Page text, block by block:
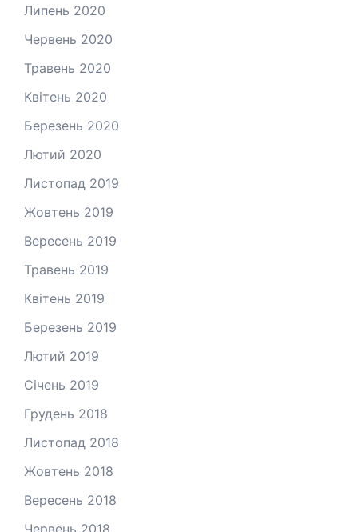
Липень 2020
Червень 2020
Травень 2020
Квітень 2020
Березень 2020
Лютий 2020
Листопад 2019
Жовтень 2019
Вересень 2019
Травень 2019
Квітень 2019
Березень 2019
Лютий 2019
Січень 2019
Грудень 2018
Листопад 2018
Жовтень 2018
Вересень 2018
Червень 2018